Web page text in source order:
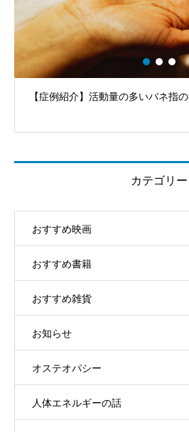
動量の多いバネ指の痛み
カテゴリー
おすすめ映画
おすすめ書籍
おすすめ雑貨
お知らせ
オステオパシー
人体エネルギーの話